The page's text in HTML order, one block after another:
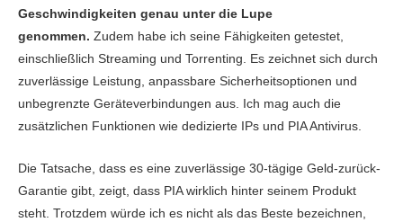
Streaming 9.8
Spielen 9.0
Server-Netzwerk 9.8
Privatsphäre 9.6
Torrent-Downloads 9.6
Geschwindigkeiten genau unter die Lupe
genommen. Zudem habe ich seine Fähigkeiten getestet,
einschließlich Streaming und Torrenting. Es zeichnet sich durch
zuverlässige Leistung, anpassbare Sicherheitsoptionen und
unbegrenzte Geräteverbindungen aus. Ich mag auch die
zusätzlichen Funktionen wie dedizierte IPs und PIA Antivirus.
Die Tatsache, dass es eine zuverlässige 30-tägige Geld-zurück-
Garantie gibt, zeigt, dass PIA wirklich hinter seinem Produkt
steht. Trotzdem würde ich es nicht als das Beste bezeichnen,